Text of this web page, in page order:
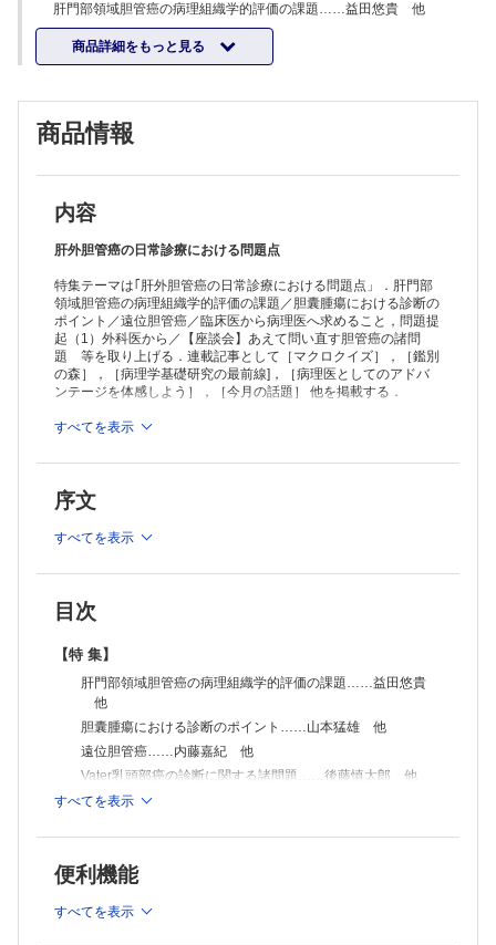
肝門部領域胆管癌の病理組織学的評価の課題……益田悠貴 他
胆囊腫瘍における診断のポイント……山本猛雄 他
遠位胆管癌……内藤嘉紀 他
Vater乳頭部癌の診断に関する諸問題……後藤慎太郎 他
臨床医から病理医へ求めること，問題提起（2）内科医から……東江大
樹 他
【座談会】あえて問い直す胆管癌の諸問題 大放談・本音……尾島英
知・相島慎一・江畑智希・大野栄三郎
【速報解説！ここが変わった】
【連 載】
マクロクイズ［192］
原田憲一 他
鑑別の森［43］
子宮頸部円錐切除検体でのLEGHと胃型HPV非依存性腺癌
Answer 1：川上 史
病理学基礎研究の最前線［8］
病理医としてのアドバンテージを体感しよう―海外における病理医活動
の紹介―［4］
ロチェスター留学顛末記……寺本祐記
びまん性肺疾患集学的合議（MDD）：評価提供料の保険収載申請と認
術中迅速病理診断（食道断端評価）における標本作製時の工夫……村松
夏希 他
【書 評】
『非腫瘍性疾患病理アトラス 骨関節』……小山 貴open_in_new
（上記リンク先より書評をご覧いただけます）
【Information】
商品詳細をもっと見る
商品情報
内容
肝外胆管癌の日常診療における問題点
特集テーマは｢肝外胆管癌の日常診療における問題点」．肝門部
領域胆管癌の病理組織学的評価の課題／胆囊腫瘍における診断の
ポイント／遠位胆管癌／臨床医から病理医へ求めること，問題提
起（1）外科医から／【座談会】あえて問い直す胆管癌の諸問
題 等を取り上げる．連載記事として［マクロクイズ］，［鑑別
の森］，［病理学基礎研究の最前線]，［病理医としてのアドバ
ンテージを体感しよう］，［今月の話題］ 他を掲載する．
≫「病理と臨床」年間購読、受付中！
※本製品はPCでの閲覧も可能です。
「購入済ライセンス一覧」よりオンライン環境でPDF版をご覧い
ただけます。詳細は
すべてを表示
序文
すべてを表示
目次
【特 集】
肝門部領域胆管癌の病理組織学的評価の課題……益田悠貴
他
胆囊腫瘍における診断のポイント……山本猛雄 他
遠位胆管癌……内藤嘉紀 他
Vater乳頭部癌の診断に関する諸問題……後藤慎太郎 他
臨床医から病理医へ求めること，問題提起（1）外科医か
ら……東江大樹 他
臨床医から病理医へ求めること，問題提起（3）放射線科医
から─胆道癌の放射線画像診断─……鈴木耕次郎
すべてを表示
便利機能
すべてを表示